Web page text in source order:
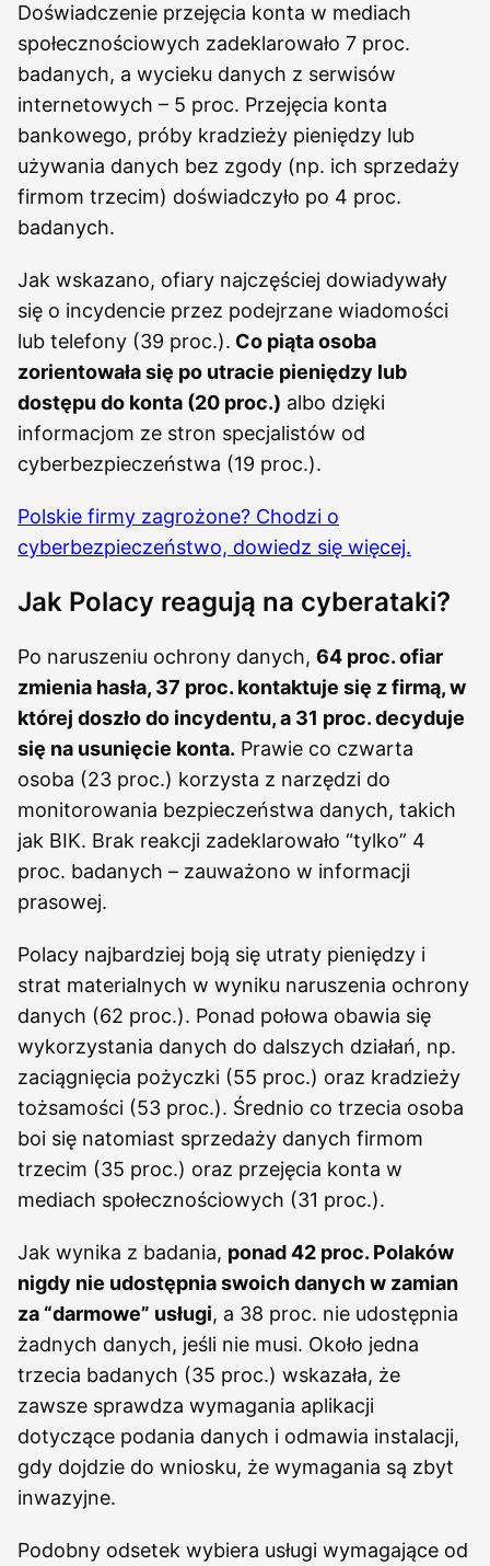
Doświadczenie przejęcia konta w mediach
społecznościowych zadeklarowało 7 proc.
badanych, a wycieku danych z serwisów
internetowych – 5 proc. Przejęcia konta
bankowego, próby kradzieży pieniędzy lub
używania danych bez zgody (np. ich sprzedaży
firmom trzecim) doświadczyło po 4 proc.
badanych.
Jak wskazano, ofiary najczęściej dowiadywały
się o incydencie przez podejrzane wiadomości
lub telefony (39 proc.). Co piąta osoba
zorientowała się po utracie pieniędzy lub
dostępu do konta (20 proc.) albo dzięki
informacjom ze stron specjalistów od
cyberbezpieczeństwa (19 proc.).
Polskie firmy zagrożone? Chodzi o
cyberbezpieczeństwo, dowiedz się więcej.
Jak Polacy reagują na cyberataki?
Po naruszeniu ochrony danych, 64 proc. ofiar
zmienia hasła, 37 proc. kontaktuje się z firmą, w
której doszło do incydentu, a 31 proc. decyduje
się na usunięcie konta. Prawie co czwarta
osoba (23 proc.) korzysta z narzędzi do
monitorowania bezpieczeństwa danych, takich
jak BIK. Brak reakcji zadeklarowało “tylko” 4
proc. badanych – zauważono w informacji
prasowej.
Polacy najbardziej boją się utraty pieniędzy i
strat materialnych w wyniku naruszenia ochrony
danych (62 proc.). Ponad połowa obawia się
wykorzystania danych do dalszych działań, np.
zaciągnięcia pożyczki (55 proc.) oraz kradzieży
tożsamości (53 proc.). Średnio co trzecia osoba
boi się natomiast sprzedaży danych firmom
trzecim (35 proc.) oraz przejęcia konta w
mediach społecznościowych (31 proc.).
Jak wynika z badania, ponad 42 proc. Polaków
nigdy nie udostępnia swoich danych w zamian
za “darmowe” usługi, a 38 proc. nie udostępnia
żadnych danych, jeśli nie musi. Około jedna
trzecia badanych (35 proc.) wskazała, że
zawsze sprawdza wymagania aplikacji
dotyczące podania danych i odmawia instalacji,
gdy dojdzie do wniosku, że wymagania są zbyt
inwazyjne.
Podobny odsetek wybiera usługi wymagające od